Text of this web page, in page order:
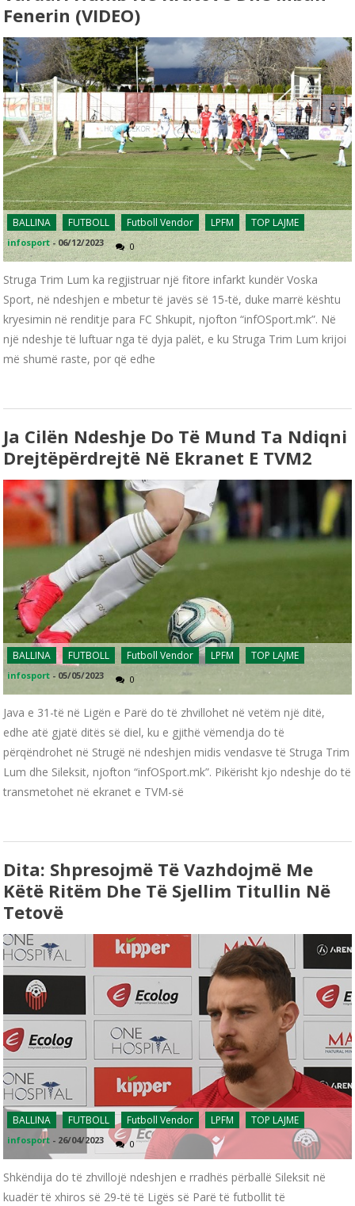
Fenerin (VIDEO)
BALLINA FUTBOLL Futboll Vendor LPFM TOP LAJME
infosport - 06/12/2023 0
Struga Trim Lum ka regjistruar një fitore infarkt kundër Voska
Sport, në ndeshjen e mbetur të javës së 15-të, duke marrë kështu
kryesimin në renditje para FC Shkupit, njofton “infOSport.mk”. Në
një ndeshje të luftuar nga të dyja palët, e ku Struga Trim Lum krijoi
më shumë raste, por që edhe
Ja Cilën Ndeshje Do Të Mund Ta Ndiqni
Drejtëpërdrejtë Në Ekranet E TVM2
BALLINA FUTBOLL Futboll Vendor LPFM TOP LAJME
infosport - 05/05/2023 0
Java e 31-të në Ligën e Parë do të zhvillohet në vetëm një ditë,
edhe atë gjatë ditës së diel, ku e gjithë vëmendja do të
përqëndrohet në Strugë në ndeshjen midis vendasve të Struga Trim
Lum dhe Sileksit, njofton “infOSport.mk”. Pikërisht kjo ndeshje do të
transmetohet në ekranet e TVM-së
Dita: Shpresojmë Të Vazhdojmë Me
Këtë Ritëm Dhe Të Sjellim Titullin Në
Tetovë
BALLINA FUTBOLL Futboll Vendor LPFM TOP LAJME
infosport - 26/04/2023 0
Shkëndija do të zhvillojë ndeshjen e rradhës përballë Sileksit në
kuadër të xhiros së 29-të të Ligës së Parë të futbollit të